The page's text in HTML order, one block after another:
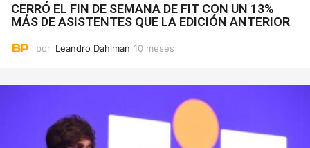
CERRÓ EL FIN DE SEMANA DE FIT CON UN 13%
MÁS DE ASISTENTES QUE LA EDICIÓN ANTERIOR
por Leandro Dahlman 10 meses
e
e